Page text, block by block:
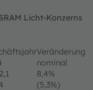
Licht-Konzerns
Veränderung
nominal
8,4%
(5,3%)